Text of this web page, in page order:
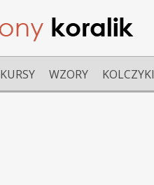
KURSY WZORY KOLCZYKI